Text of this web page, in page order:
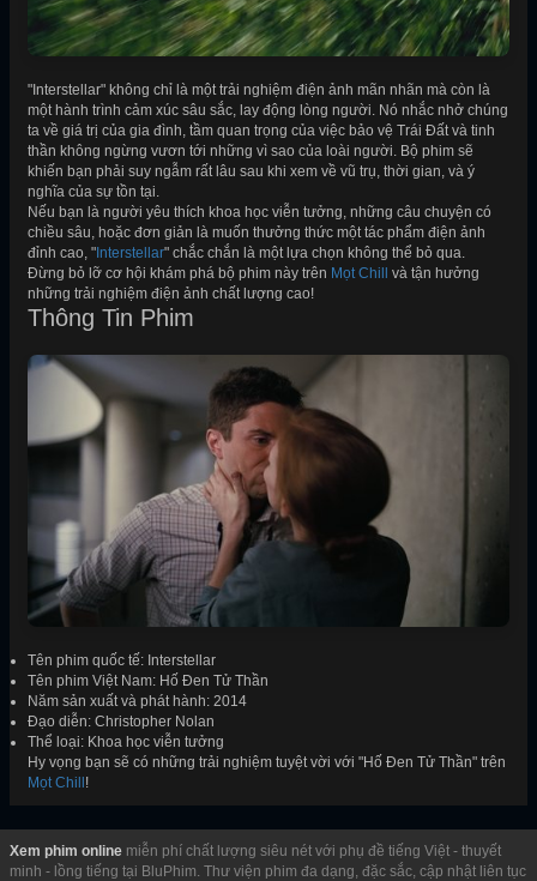
"Interstellar" không chỉ là một trải nghiệm điện ảnh mãn nhãn mà còn là
một hành trình cảm xúc sâu sắc, lay động lòng người. Nó nhắc nhở chúng
ta về giá trị của gia đình, tầm quan trọng của việc bảo vệ Trái Đất và tinh
thần không ngừng vươn tới những vì sao của loài người. Bộ phim sẽ
khiến bạn phải suy ngẫm rất lâu sau khi xem về vũ trụ, thời gian, và ý
nghĩa của sự tồn tại.
Nếu bạn là người yêu thích khoa học viễn tưởng, những câu chuyện có
chiều sâu, hoặc đơn giản là muốn thưởng thức một tác phẩm điện ảnh
đỉnh cao, "Interstellar" chắc chắn là một lựa chọn không thể bỏ qua.
Đừng bỏ lỡ cơ hội khám phá bộ phim này trên Mọt Chill và tận hưởng
những trải nghiệm điện ảnh chất lượng cao!
Thông Tin Phim
Tên phim quốc tế: Interstellar
Tên phim Việt Nam: Hố Đen Tử Thần
Năm sản xuất và phát hành: 2014
Đạo diễn: Christopher Nolan
Thể loại: Khoa học viễn tưởng
Hy vọng bạn sẽ có những trải nghiệm tuyệt vời với "Hố Đen Tử Thần" trên
Mọt Chill!
Xem phim online miễn phí chất lượng siêu nét với phụ đề tiếng Việt - thuyết
minh - lồng tiếng tại BluPhim. Thư viện phim đa dạng, đặc sắc, cập nhật liên tục